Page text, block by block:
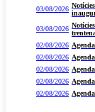
03/08/2026
03/08/2026
02/08/2026
02/08/2026
02/08/2026
02/08/2026
02/08/2026